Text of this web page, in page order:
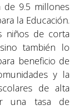
de 9.5 millones
la Educación.
niños de corta
también lo
beneficio de
y la
de alta
una tasa de